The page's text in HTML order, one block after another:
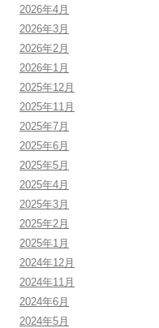
2026年4月
2026年3月
2026年2月
2026年1月
2025年12月
2025年11月
2025年7月
2025年6月
2025年5月
2025年4月
2025年3月
2025年2月
2025年1月
2024年12月
2024年11月
2024年6月
2024年5月